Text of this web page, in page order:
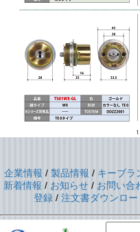
企業情報 / 製品情報 / キーブラ
新着情報 / お知らせ / お問い合
登録/ 注文書ダウンロー